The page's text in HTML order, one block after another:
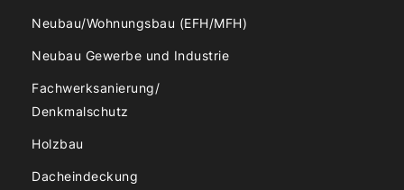
Neubau/Wohnungsbau (EFH/MFH)
Neubau Gewerbe und Industrie
Fachwerksanierung/
Denkmalschutz
Holzbau
Dacheindeckung